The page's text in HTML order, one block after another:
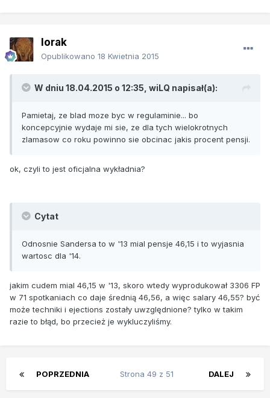
lorak
Opublikowano 18 Kwietnia 2015
W dniu 18.04.2015 o 12:35, wiLQ napisał(a):
Pamietaj, ze blad moze byc w regulaminie... bo
koncepcyjnie wydaje mi sie, ze dla tych wielokrotnych
zlamasow co roku powinno sie obcinac jakis procent pensji.
ok, czyli to jest oficjalna wykładnia?
Cytat
Odnosnie Sandersa to w '13 mial pensje 46,15 i to wyjasnia
wartosc dla '14.
jakim cudem mial 46,15 w '13, skoro wtedy wyprodukował 3306 FP
w 71 spotkaniach co daje średnią 46,56, a więc salary 46,55? być
może techniki i ejections zostały uwzględnione? tylko w takim
razie to błąd, bo przecież je wykluczyliśmy.
POPRZEDNIA DALEJ
Strona 49 z 51